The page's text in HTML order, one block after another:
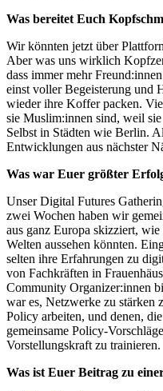
Was bereitet Euch
Wir könnten jetzt über
Aber was uns wirklich
dass immer mehr
einst voller Begeisterung und
wieder ihre Koffer packen.
sie Muslim:innen sind, weil
Selbst in Städten wie Berlin.
Entwicklungen aus nächster
Was war Euer größter
Unser Digital Futures
zwei Wochen haben wir
aus ganz Europa skizziert,
Welten aussehen könnten.
selten ihre Erfahrungen zu
von Fachkräften in
Community Organizer:innen
war es, Netzwerke zu stärken
Policy arbeiten, und denen,
gemeinsame Policy-
Vorstellungskraft zu trainieren.
Was ist Euer Beitrag zu